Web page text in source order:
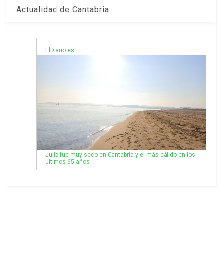
Actualidad de Cantabria
ElDiario.es
Julio fue muy seco en Cantabria y el más cálido en los
últimos 65 años